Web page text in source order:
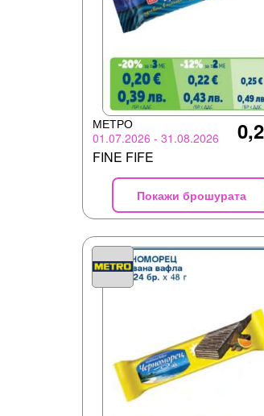
МЕТРО
01.07.2026 - 31.08.2026
FINE FIFE
Покажи брошурата